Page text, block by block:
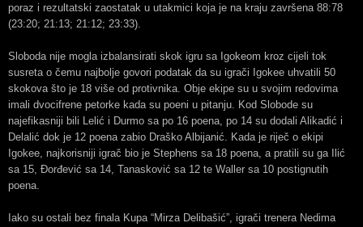
poraz i rezultatski zaostatak u utakmici koja je na kraju završena 88:78
(23:20; 21:13; 21:12; 23:33).
Sloboda nije mogla izbalansirati skok igru sa Igokeom kroz cijeli tok
susreta o čemu najbolje govori podatak da su igrači Igokee uhvatili 50
skokova što je 18 više od protivnika. Obje ekipe su u svojim redovima
imali dvocifrene petorke kada su poeni u pitanju. Kod Slobode su
najefikasniji bili Lelić i Durmo sa po 16 poena, po 14 su dodali Alikadić i
Delalić dok je 12 poena zabio Draško Albijanić. Kada je riječ o ekipi
Igokee, najkorisniji igrač bio je Stephens sa 18 poena, a pratili su ga Ilić
sa 15, Đorđević sa 14, Tanasković sa 12 te Waller sa 10 postignutih
poena.
Iako su ostali bez finala Kupa “Mirza Delibašić”, igrači trenera Nedima